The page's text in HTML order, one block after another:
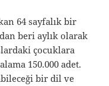
64 sayfalık bir
beri aylık olarak
çocuklara
150.000 adet.
bir dil ve